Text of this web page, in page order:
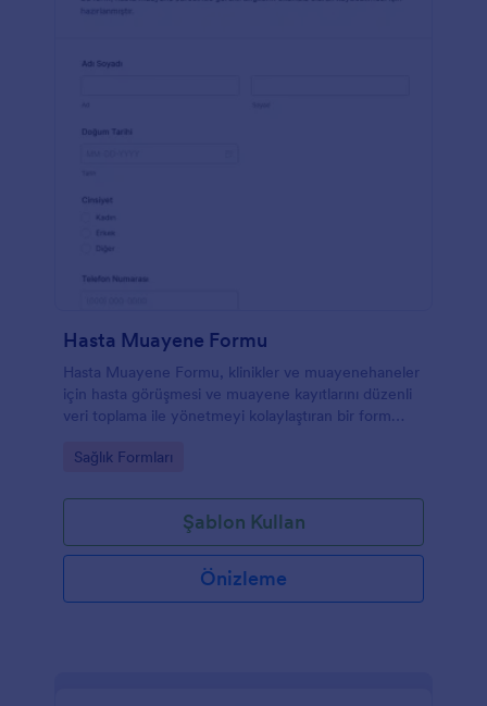
hastaların hassas bilgilerini toplamak için kullanılabilir.
Hasta Muayene Formu
Hasta Muayene Formu, klinikler ve muayenehaneler
için hasta görüşmesi ve muayene kayıtlarını düzenli
veri toplama ile yönetmeyi kolaylaştıran bir form
Go to Category:
Sağlık Formları
Şablon Kullan
Önizleme